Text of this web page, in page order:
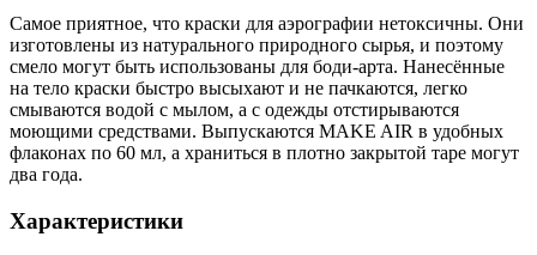
Самое приятное, что краски для аэрографии нетоксичны. Они
изготовлены из натурального природного сырья, и поэтому
смело могут быть использованы для боди-арта. Нанесённые
на тело краски быстро высыхают и не пачкаются, легко
смываются водой с мылом, а с одежды отстирываются
моющими средствами. Выпускаются MAKE AIR в удобных
флаконах по 60 мл, а храниться в плотно закрытой таре могут
два года.
Характеристики